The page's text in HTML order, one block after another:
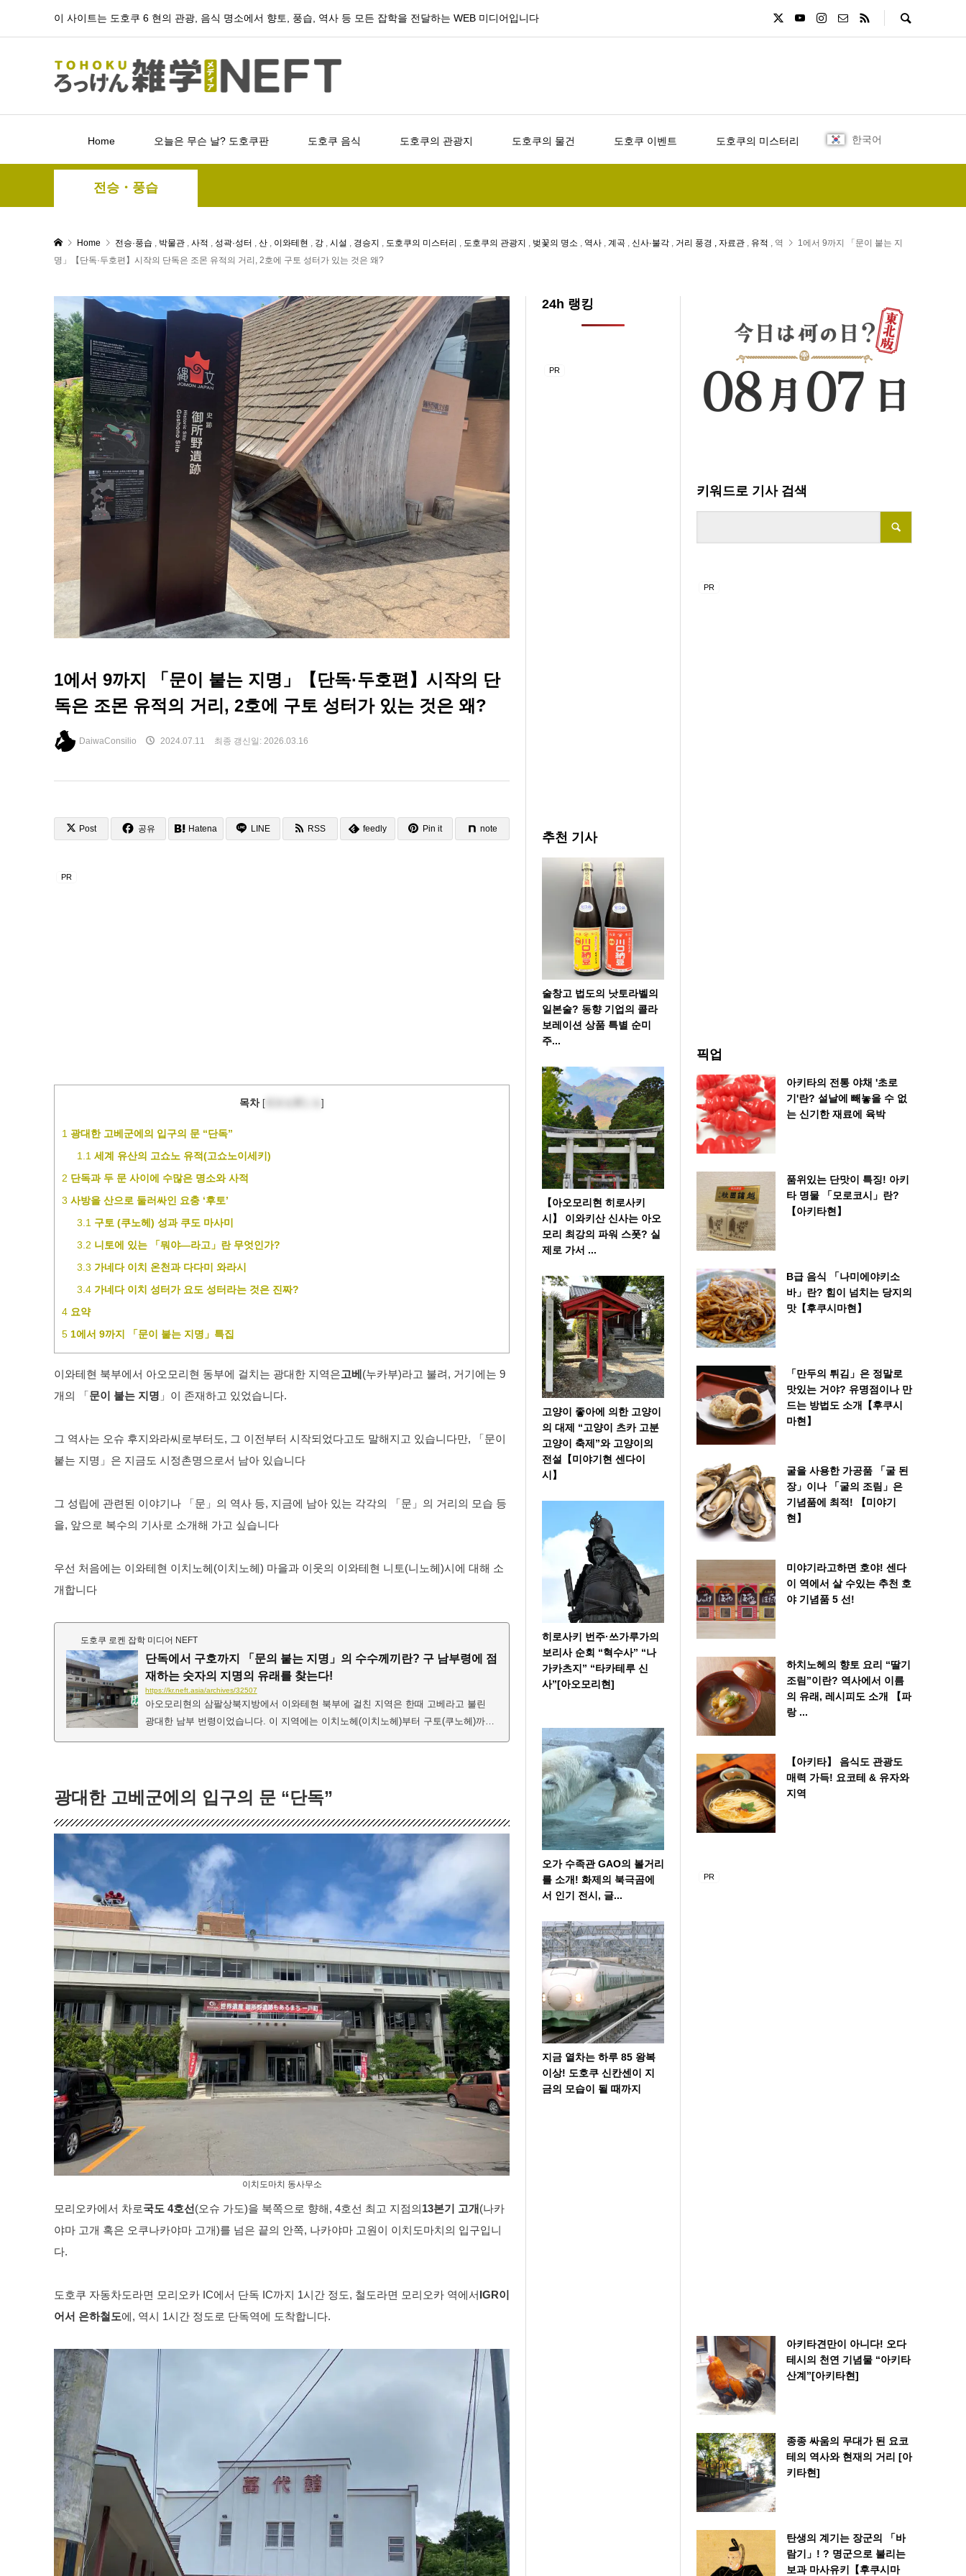
이 사이트는 도호쿠 6 현의 관광, 음식 명소에서 향토, 풍습, 역사 등 모든 잡학을 전달하는 WEB 미디어입니다
Home 오늘은 무슨 날? 도호쿠판 도호쿠 음식 도호쿠의 관광지 도호쿠의 물건 도호쿠 이벤트 도호쿠의 미스터리 한국어
전승・풍습
Home 전승·풍습 , 박물관 , 사적 , 성곽·성터 , 산 , 이와테현 , 강 , 시설 , 경승지 , 도호쿠의 미스터리 , 도호쿠의 관광지 , 벚꽃의 명소 , 역사 , 계곡 , 신사·불각 , 거리 풍경 , 자료관 , 유적 , 역
1에서 9까지 「문이 붙는 지
명」【단독·두호편】시작의 단독은 조몬 유적의 거리, 2호에 구토 성터가 있는 것은 왜?
1에서 9까지 「문이 붙는 지명」【단독·두호편】시작의 단
독은 조몬 유적의 거리, 2호에 구토 성터가 있는 것은 왜?
DaiwaConsilio 2024.07.11 최종 갱신일: 2026.03.16
Post 공유 Hatena LINE RSS feedly Pin it note
목차 [目次を閉じる ]
1 광대한 고베군에의 입구의 문 “단독”
1.1 세계 유산의 고쇼노 유적(고쇼노이세키)
2 단독과 두 문 사이에 수많은 명소와 사적
3 사방을 산으로 둘러싸인 요충 ‘후토’
3.1 구토 (쿠노헤) 성과 쿠도 마사미
3.2 니토에 있는 「뭐야―라고」란 무엇인가?
3.3 가네다 이치 온천과 다다미 와라시
3.4 가네다 이치 성터가 요도 성터라는 것은 진짜?
4요약
51에서 9까지 「문이 붙는 지명」특집
이와테현 북부에서 아오모리현 동부에 걸치는 광대한 지역은고베(누카부)라고 불려, 거기에는 9
개의 「문이 붙는 지명 」이 존재하고 있었습니다.
그 역사는 오슈 후지와라씨로부터도, 그 이전부터 시작되었다고도 말해지고 있습니다만, 「문이
붙는 지명」은 지금도 시정촌명으로서 남아 있습니다
그 성립에 관련된 이야기나 「문」의 역사 등, 지금에 남아 있는 각각의 「문」의 거리의 모습 등
을, 앞으로 복수의 기사로 소개해 가고 싶습니다
우선 처음에는 이와테현 이치노헤(이치노헤) 마을과 이웃의 이와테현 니토(니노헤)시에 대해 소
개합니다
도호쿠 로켄 잡학 미디어 NEFT
단독에서 구호까지 「문의 붙는 지명」의 수수께끼란? 구 남부령에 점
재하는 숫자의 지명의 유래를 찾는다!
https://kr.neft.asia/archives/32507
아오모리현의 삼팔상북지방에서 이와테현 북부에 걸친 지역은 한때 고베라고 불린
광대한 남부 번령이었습니다. 이 지역에는 이치노헤(이치노헤)부터 구토(쿠노헤)까지,
는 지명」의 유래를 나타내는 다양한 설을 소개합니다. 한때 남부령에 흩어져 있는
'문(에)'이 붙는...
광대한 고베군에의 입구의 문 “단독”
이치도마치 동사무소
모리오카에서 차로국도 4호선(오슈 가도)을 북쪽으로 향해, 4호선 최고 지점의13본기 고개(나카
야마 고개 혹은 오쿠나카야마 고개)를 넘은 끝의 안쪽, 나카야마 고원이 이치도마치의 입구입니
다.
도호쿠 자동차도라면 모리오카 IC에서 단독 IC까지 1시간 정도, 철도라면 모리오카 역에서IGR이
어서 은하철도에, 역시 1시간 정도로 단독역에 도착합니다.
키워드로 기사 검색
픽업
아키타의 전통 야채 '초로
기'란? 설날에 빼놓을 수 없
는 신기한 재료에 육박
품위있는 단맛이 특징! 아키
타 명물 「모로코시」란?
【아키타현】
B급 음식 「나미에야키소
바」란? 힘이 넘치는 당지의
맛【후쿠시마현】
「만두의 튀김」은 정말로
맛있는 거야? 유명점이나 만
드는 방법도 소개【후쿠시
마현】
굴을 사용한 가공품 「굴 된
장」이나 「굴의 조림」은
기념품에 최적! 【미야기
현】
미야기라고하면 호야! 센다
이 역에서 살 수있는 추천 호
야 기념품 5 선!
하치노헤의 향토 요리 “딸기
조림”이란? 역사에서 이름
의 유래, 레시피도 소개 【파
랑 ...
【아키타】 음식도 관광도
매력 가득! 요코테 & 유자와
지역
아키타견만이 아니다! 오다
테시의 천연 기념물 “아키타
산계”[아키타현]
종종 싸움의 무대가 된 요코
테의 역사와 현재의 거리 [아
키타현]
탄생의 계기는 장군의 「바
람기」! ? 명군으로 불리는
보과 마사유키【후쿠시마
24h 랭킹
추천 기사
술창고 법도의 낫토라벨의
일본술? 동향 기업의 콜라
보레이션 상품 특별 순미
주...
【아오모리현 히로사키
시】 이와키산 신사는 아오
모리 최강의 파워 스폿? 실
제로 가서 ...
고양이 좋아에 의한 고양이
의 대제 “고양이 츠카 고분
고양이 축제”와 고양이의
전설【미야기현 센다이
시】
히로사키 번주·쓰가루가의
보리사 순회 “혁수사” “나
가카츠지” “타카테루 신
사”[아오모리현]
오가 수족관 GAO의 볼거리
를 소개! 화제의 북극곰에
서 인기 전시, 글...
지금 열차는 하루 85 왕복
이상! 도호쿠 신칸센이 지
금의 모습이 될 때까지